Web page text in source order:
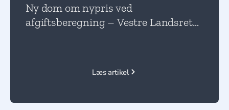
Ny dom om nypris ved
afgiftsberegning – Vestre Landsret
Læs artikel